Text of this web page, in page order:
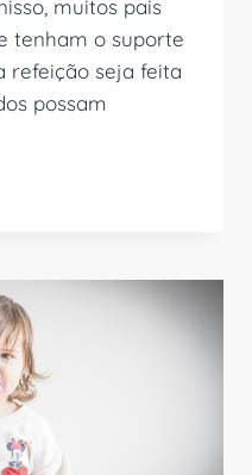
muitos pais
tenham o suporte
refeição seja feita
possam